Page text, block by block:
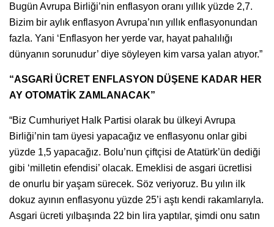
Bugün Avrupa Birliği’nin enflasyon oranı yıllık yüzde 2,7.
Bizim bir aylık enflasyon Avrupa’nın yıllık enflasyonundan
fazla. Yani ‘Enflasyon her yerde var, hayat pahalılığı
dünyanın sorunudur’ diye söyleyen kim varsa yalan atıyor.”
“ASGARİ ÜCRET ENFLASYON DÜŞENE KADAR HER
AY OTOMATİK ZAMLANACAK”
“Biz Cumhuriyet Halk Partisi olarak bu ülkeyi Avrupa
Birliği’nin tam üyesi yapacağız ve enflasyonu onlar gibi
yüzde 1,5 yapacağız. Bolu’nun çiftçisi de Atatürk’ün dediği
gibi ‘milletin efendisi’ olacak. Emeklisi de asgari ücretlisi
de onurlu bir yaşam sürecek. Söz veriyoruz. Bu yılın ilk
dokuz ayının enflasyonu yüzde 25’i aştı kendi rakamlarıyla.
Asgari ücreti yılbaşında 22 bin lira yaptılar, şimdi onu satın